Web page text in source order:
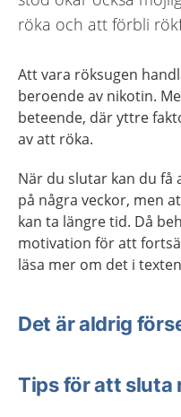
röka och att förbli
Att vara röksugen
beroende av nikotin.
beteende, där yttre
av att röka.
När du slutar kan du få
på några veckor, men
kan ta längre tid. Då
motivation för att
läsa mer om det i texten
Det är aldrig
Tips för att sluta